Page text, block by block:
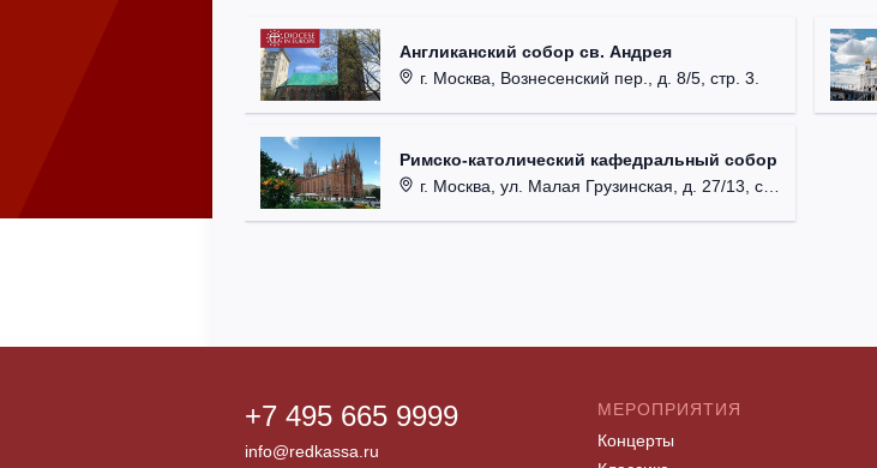
Англиканский собор св. Андрея
г. Москва, Вознесенский пер., д. 8/5, стр. 3.
Римско-католический кафедральный собор
г. Москва, ул. Малая Грузинская, д. 27/13, стр. 1.
+7 495 665 9999
info@redkassa.ru
МЕРОПРИЯТИЯ
Концерты